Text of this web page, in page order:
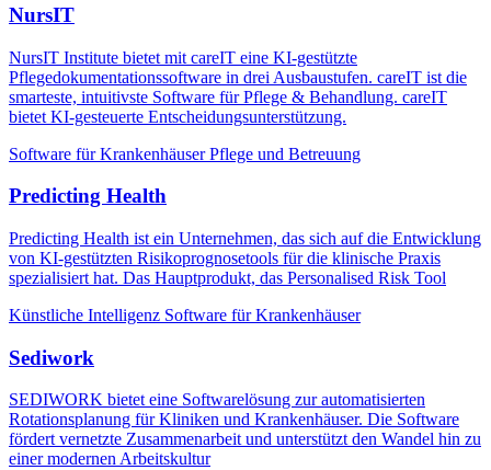
NursIT
NursIT Institute bietet mit careIT eine KI-gestützte
Pflegedokumentationssoftware in drei Ausbaustufen. careIT ist die
smarteste, intuitivste Software für Pflege & Behandlung. careIT
bietet KI-gesteuerte Entscheidungsunterstützung.
Software für KrankenhäuserPflege und Betreuung
Predicting Health
Predicting Health ist ein Unternehmen, das sich auf die Entwicklung
von KI-gestützten Risikoprognosetools für die klinische Praxis
spezialisiert hat. Das Hauptprodukt, das Personalised Risk Tool
Künstliche Intelligenz Software für Krankenhäuser
Sediwork
SEDIWORK bietet eine Softwarelösung zur automatisierten
Rotationsplanung für Kliniken und Krankenhäuser. Die Software
fördert vernetzte Zusammenarbeit und unterstützt den Wandel hin zu
einer modernen Arbeitskultur